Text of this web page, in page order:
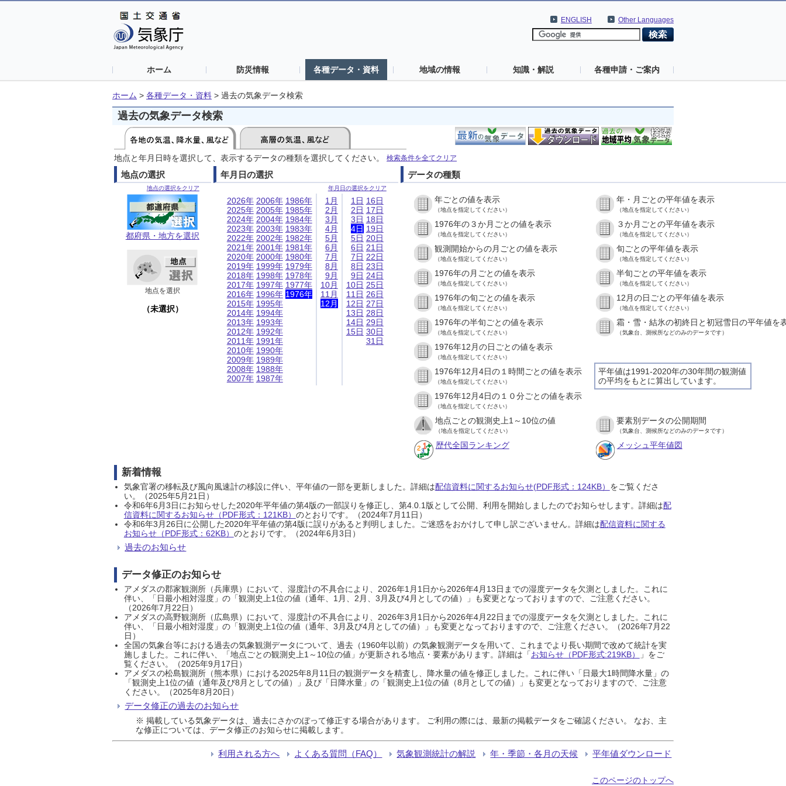
Other Languages
ENGLISH
ホーム 防災情報 各種データ・資料 地域の情報 知識・解説 各種申請・ご案内
ホーム > 各種データ・資料 > 過去の気象データ検索
過去の気象データ検索
地点と年月日時を選択して、表示するデータの種類を選択してください。 検索条件を全てクリア
地点の選択
地点の選択をクリア
都府県・地方を選択
地点を選択
（未選択）
年月日の選択
年月日の選択をクリア
2026年
2025年
2024年
2023年
2022年
2021年
2020年
2019年
2018年
2017年
2016年
2015年
2014年
2013年
2012年
2011年
2010年
2009年
2008年
2007年
2006年
2005年
2004年
2003年
2002年
2001年
2000年
1999年
1998年
1997年
1996年
1995年
1994年
1993年
1992年
1991年
1990年
1989年
1988年
1987年
1986年
1985年
1984年
1983年
1982年
1981年
1980年
1979年
1978年
1977年
1976年
1月
2月
3月
4月
5月
6月
7月
8月
9月
10月
11月
12月
1日
2日
3日
4日
5日
6日
7日
8日
9日
10日
11日
12日
13日
14日
15日
16日
17日
18日
19日
20日
21日
22日
23日
24日
25日
26日
27日
28日
29日
30日
31日
データの種類
年ごとの値を表示
（地点を指定してください）
年・月ごとの平年値を表示
（地点を指定してください）
1976年の３か月ごとの値を表示
（地点を指定してください）
３か月ごとの平年値を表示
（地点を指定してください）
観測開始からの月ごとの値を表示
（地点を指定してください）
旬ごとの平年値を表示
（地点を指定してください）
1976年の月ごとの値を表示
（地点を指定してください）
半旬ごとの平年値を表示
（地点を指定してください）
1976年の旬ごとの値を表示
（地点を指定してください）
12月の日ごとの平年値を表示
（地点を指定してください）
1976年の半旬ごとの値を表示
（地点を指定してください）
霜・雪・結氷の初終日と初冠雪日の平年値を
（気象台、測候所などのみのデータです）
1976年12月の日ごとの値を表示
（地点を指定してください）
平年値は1991-2020年の30年間の観測値
の平均をもとに算出しています。
1976年12月4日の１時間ごとの値を表示
（地点を指定してください）
1976年12月4日の１０分ごとの値を表示
（地点を指定してください）
地点ごとの観測史上1～10位の値
（地点を指定してください）
要素別データの公開期間
（気象台、測候所などのみのデータです）
歴代全国ランキング メッシュ平年値図
新着情報
気象官署の移転及び風向風速計の移設に伴い、平年値の一部を更新しました。詳細は配信資料に関するお知らせ(PDF形式：124KB） をご覧くださ
い。（2025年5月21日）
令和6年6月3日にお知らせした2020年平年値の第4版の一部誤りを修正し、第4.0.1版として公開、利用を開始しましたのでお知らせします。詳細は配
信資料に関するお知らせ（PDF形式：121KB） のとおりです。（2024年7月11日）
令和6年3月26日に公開した2020年平年値の第4版に誤りがあると判明しました。ご迷惑をおかけして申し訳ございません。詳細は配信資料に関する
お知らせ（PDF形式：62KB） のとおりです。（2024年6月3日）
過去のお知らせ
データ修正のお知らせ
アメダスの郡家観測所（兵庫県）において、湿度計の不具合により、2026年1月1日から2026年4月13日までの湿度データを欠測としました。これに
伴い、「日最小相対湿度」の「観測史上1位の値（通年、1月、2月、3月及び4月としての値）」も変更となっておりますので、ご注意ください。
（2026年7月22日）
アメダスの高野観測所（広島県）において、湿度計の不具合により、2026年3月1日から2026年4月22日までの湿度データを欠測としました。これに
伴い、「日最小相対湿度」の「観測史上1位の値（通年、3月及び4月としての値）」も変更となっておりますので、ご注意ください。（2026年7月22
日）
全国の気象台等における過去の気象観測データについて、過去（1960年以前）の気象観測データを用いて、これまでより長い期間で改めて統計を実
施しました。これに伴い、「地点ごとの観測史上1～10位の値」が更新される地点・要素があります。詳細は「お知らせ（PDF形式:219KB）
」をご
覧ください。（2025年9月17日）
アメダスの松島観測所（熊本県）における2025年8月11日の観測データを精査し、降水量の値を修正しました。これに伴い「日最大1時間降水量」の
「観測史上1位の値（通年及び8月としての値）」及び「日降水量」の「観測史上1位の値（8月としての値）」も変更となっておりますので、ご注意
ください。（2025年8月20日）
データ修正の過去のお知らせ
※ 掲載している気象データは、過去にさかのぼって修正する場合があります。 ご利用の際には、最新の掲載データをご確認ください。 なお、主
な修正については、データ修正のお知らせに掲載します。
利用される方へ よくある質問（FAQ） 気象観測統計の解説 年・季節・各月の天候 平年値ダウンロード
このページのトップへ